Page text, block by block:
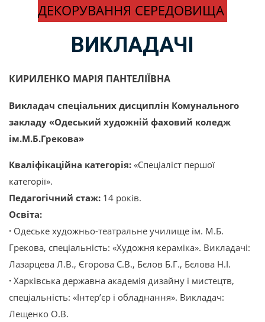
ДЕКОРУВАННЯ СЕРЕДОВИЩА
ВИКЛАДАЧІ
КИРИЛЕНКО МАРІЯ ПАНТЕЛІЇВНА
Викладач спеціальних дисциплін Комунального
закладу «Одеський художній фаховий коледж
ім.М.Б.Грекова»
Кваліфікаційна категорія: «Спеціаліст першої
категорії».
Педагогічний стаж: 14 років.
Освіта:
· Одеське художньо-театральне училище ім. М.Б.
Грекова, спеціальність: «Художня кераміка». Викладачі:
Лазарцева Л.В., Єгорова С.В., Бєлов Б.Г., Бєлова Н.І.
· Харківська державна академія дизайну і мистецтв,
спеціальність: «Інтер’єр і обладнання». Викладач:
Лещенко О.В.